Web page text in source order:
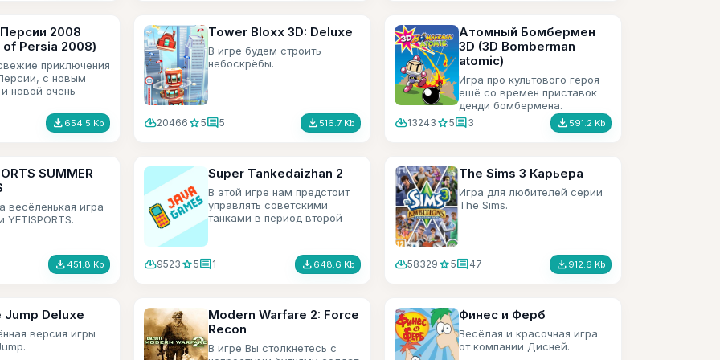
2008
of Persia 2008)
приключения
с новым
новой очень
иfile_download 654.5 Kb
Tower Bloxx 3D: Deluxe
В игре будем строить
небоскрёбы.
cloud_download20466 star5comment5 file_download 516.7 Kb
Атомный Бомбермен
3D (3D Bomberman
atomic)
Игра про культового героя
ешё со времен приставок
денди бомбермена.
cloud_download13243 star5comment3 file_download 591.2 Kb
SUMMER
весёленькая игра
YETISPORTS.
file_download 451.8 Kb
Super Tankedaizhan 2
В этой игре нам предстоит
управлять советскими
танками в период второй
хлам.
cloud_download9523 star5comment1 file_download 648.6 Kb
The Sims 3 Карьера
Игра для любителей серии
The Sims.
cloud_download58329 star5comment47 file_download 912.6 Kb
Jump Deluxe
версия игры
Modern Warfare 2: Force
Recon
В игре Вы столкнетесь с
Финес и Ферб
Весёлая и красочная игра
от компании Дисней.